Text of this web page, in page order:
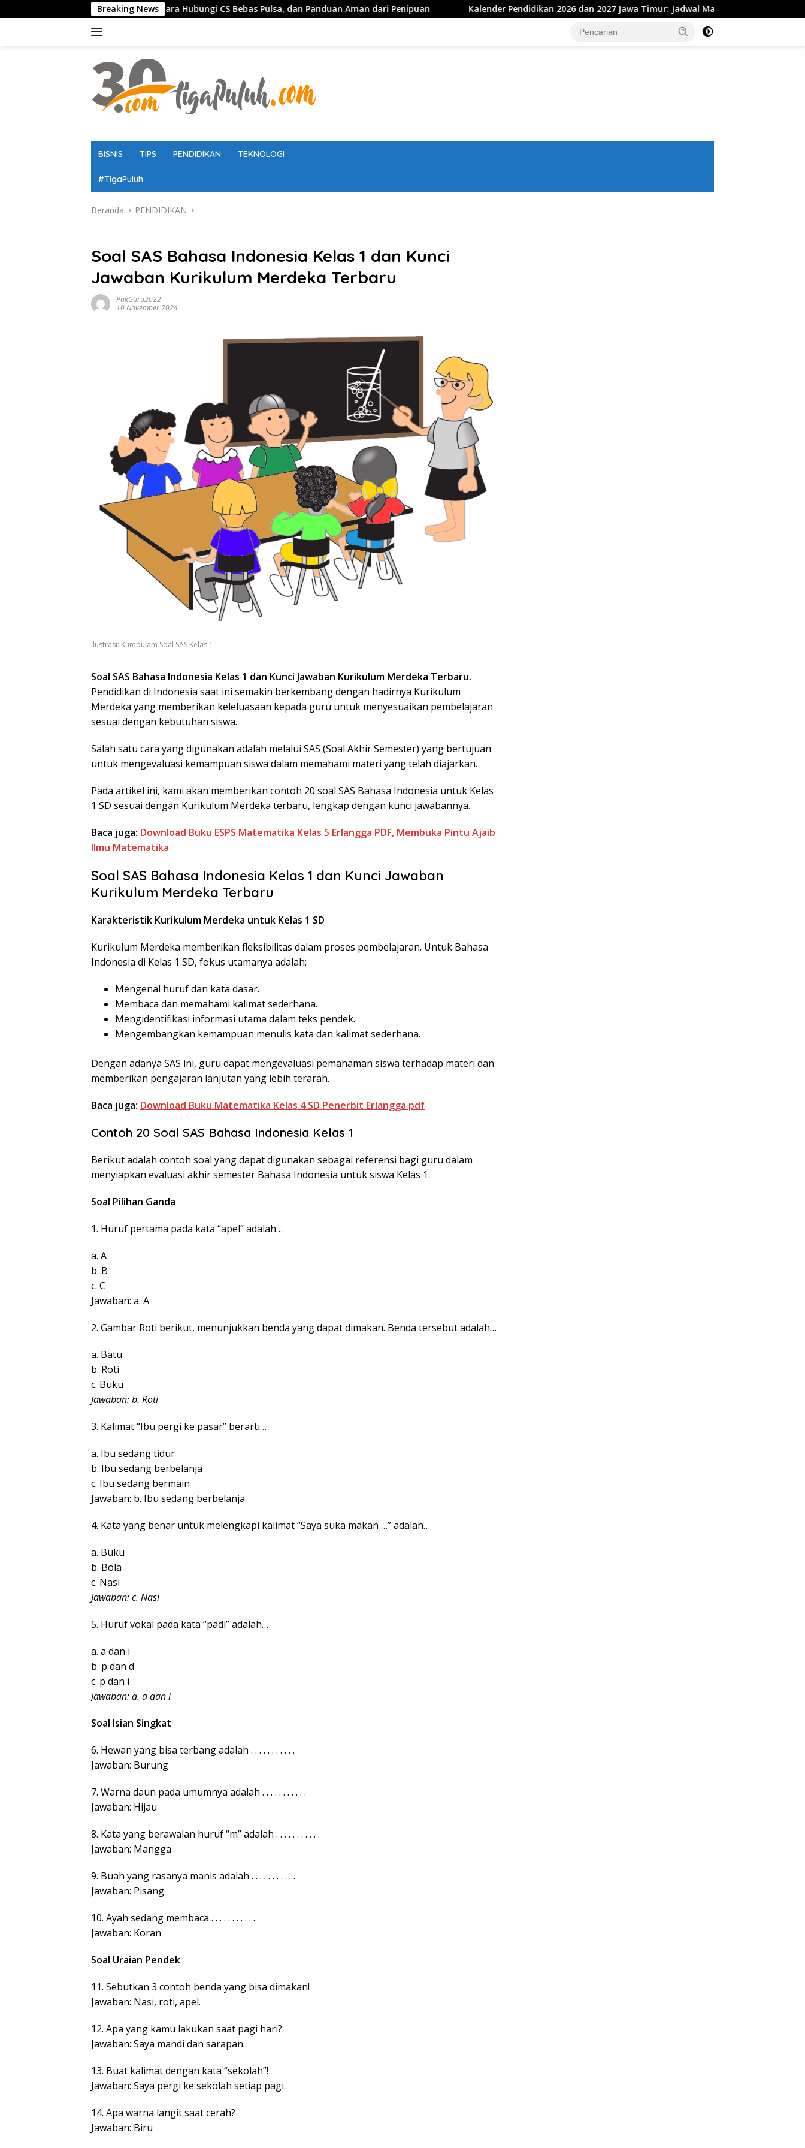
ke
Breaking News
WA Resmi 24 Jam, Cara Hubungi CS Bebas Pulsa, dan Panduan Aman dari Penipuan Kalender Pendidikan 2026 dan 2027 Jawa Timur: Jadwal Masuk Sekolah, Ujian, hingga Hari Libur
BISNIS TIPS PENDIDIKAN TEKNOLOGI
#TigaPuluh
Beranda PENDIDIKAN
Soal SAS Bahasa Indonesia Kelas 1 dan Kunci
Jawaban Kurikulum Merdeka Terbaru
PakGuru2022
10 November 2024
Ilustrasi: Kumpulam Soal SAS Kelas 1
Soal SAS Bahasa Indonesia Kelas 1 dan Kunci Jawaban Kurikulum Merdeka Terbaru.
Pendidikan di Indonesia saat ini semakin berkembang dengan hadirnya Kurikulum
Merdeka yang memberikan keleluasaan kepada guru untuk menyesuaikan pembelajaran
sesuai dengan kebutuhan siswa.
Salah satu cara yang digunakan adalah melalui SAS (Soal Akhir Semester) yang bertujuan
untuk mengevaluasi kemampuan siswa dalam memahami materi yang telah diajarkan.
Pada artikel ini, kami akan memberikan contoh 20 soal SAS Bahasa Indonesia untuk Kelas
1 SD sesuai dengan Kurikulum Merdeka terbaru, lengkap dengan kunci jawabannya.
Baca juga: Download Buku ESPS Matematika Kelas 5 Erlangga PDF, Membuka Pintu Ajaib
Ilmu Matematika
Soal SAS Bahasa Indonesia Kelas 1 dan Kunci Jawaban
Kurikulum Merdeka Terbaru
Karakteristik Kurikulum Merdeka untuk Kelas 1 SD
Kurikulum Merdeka memberikan fleksibilitas dalam proses pembelajaran. Untuk Bahasa
Indonesia di Kelas 1 SD, fokus utamanya adalah:
Mengenal huruf dan kata dasar.
Membaca dan memahami kalimat sederhana.
Mengidentifikasi informasi utama dalam teks pendek.
Mengembangkan kemampuan menulis kata dan kalimat sederhana.
Dengan adanya SAS ini, guru dapat mengevaluasi pemahaman siswa terhadap materi dan
memberikan pengajaran lanjutan yang lebih terarah.
Baca juga: Download Buku Matematika Kelas 4 SD Penerbit Erlangga pdf
Contoh 20 Soal SAS Bahasa Indonesia Kelas 1
Berikut adalah contoh soal yang dapat digunakan sebagai referensi bagi guru dalam
menyiapkan evaluasi akhir semester Bahasa Indonesia untuk siswa Kelas 1.
Soal Pilihan Ganda
1. Huruf pertama pada kata “apel” adalah…
a. A
b. B
c. C
Jawaban: a. A
2. Gambar Roti berikut, menunjukkan benda yang dapat dimakan. Benda tersebut adalah…
a. Batu
b. Roti
c. Buku
Jawaban: b. Roti
3. Kalimat “Ibu pergi ke pasar” berarti…
a. Ibu sedang tidur
b. Ibu sedang berbelanja
c. Ibu sedang bermain
Jawaban: b. Ibu sedang berbelanja
4. Kata yang benar untuk melengkapi kalimat “Saya suka makan …” adalah…
a. Buku
b. Bola
c. Nasi
Jawaban: c. Nasi
5. Huruf vokal pada kata “padi” adalah…
a. a dan i
b. p dan d
c. p dan i
Jawaban: a. a dan i
Soal Isian Singkat
6. Hewan yang bisa terbang adalah . . . . . . . . . . .
Jawaban: Burung
7. Warna daun pada umumnya adalah . . . . . . . . . . .
Jawaban: Hijau
8. Kata yang berawalan huruf “m” adalah . . . . . . . . . . .
Jawaban: Mangga
9. Buah yang rasanya manis adalah . . . . . . . . . . .
Jawaban: Pisang
10. Ayah sedang membaca . . . . . . . . . . .
Jawaban: Koran
Soal Uraian Pendek
11. Sebutkan 3 contoh benda yang bisa dimakan!
Jawaban: Nasi, roti, apel.
12. Apa yang kamu lakukan saat pagi hari?
Jawaban: Saya mandi dan sarapan.
13. Buat kalimat dengan kata “sekolah”!
Jawaban: Saya pergi ke sekolah setiap pagi.
14. Apa warna langit saat cerah?
Jawaban: Biru